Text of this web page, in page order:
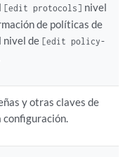
[edit protocols] nivel
de políticas de
nivel de [edit policy-
y otras claves de
configuración.